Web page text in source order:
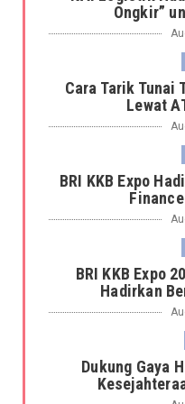
Ongkir”
Cara Tarik Tunai
Lewat
BRI KKB Expo
BRI KKB Expo
Hadirkan
Dukung Gaya